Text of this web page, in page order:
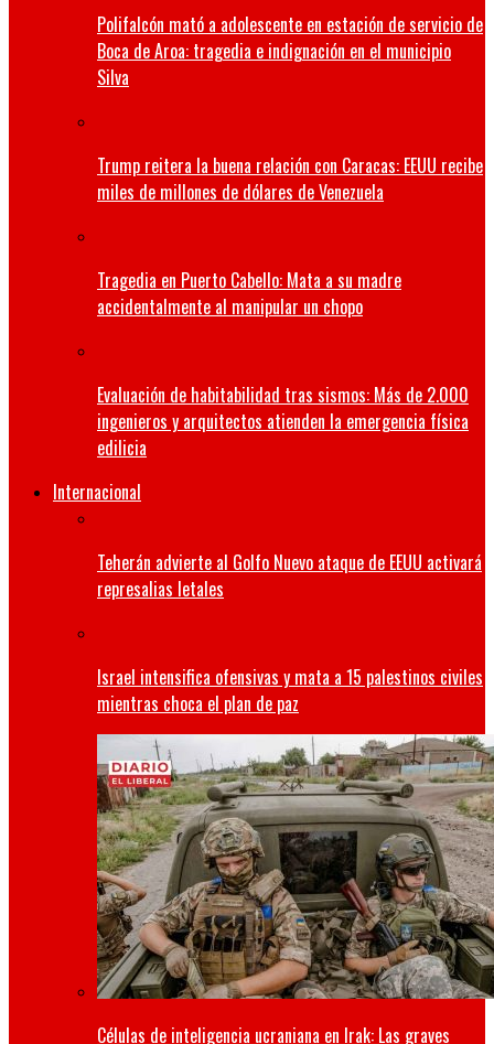
Polifalcón mató a adolescente en estación de servicio de
Boca de Aroa: tragedia e indignación en el municipio
Silva
Trump reitera la buena relación con Caracas: EEUU recibe
miles de millones de dólares de Venezuela
Tragedia en Puerto Cabello: Mata a su madre
accidentalmente al manipular un chopo
Evaluación de habitabilidad tras sismos: Más de 2.000
ingenieros y arquitectos atienden la emergencia física
edilicia
Internacional
Teherán advierte al Golfo Nuevo ataque de EEUU activará
represalias letales
Israel intensifica ofensivas y mata a 15 palestinos civiles
mientras choca el plan de paz
Células de inteligencia ucraniana en Irak: Las graves